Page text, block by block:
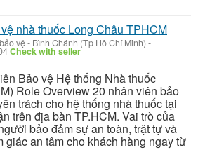
nhà thuốc Long Châu TPHCM
vệ- Bình Chánh (Tp Hồ Chí Minh) -
Check with seller
Bảo vệ Hệ thống Nhà thuốc
Role Overview 20 nhân viên bảo
trách cho hệ thống nhà thuốc tại
trên địa bàn TP.HCM. Vai trò của
bảo đảm sự an toàn, trật tự và
giác an tâm cho khách hàng ngay từ